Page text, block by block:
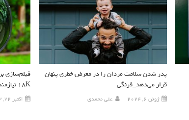
فیلم‌سازی
18K نیازمند همکاری ۱۲ نفر است!
اکتبر 22, 2023
پدر شدن سلامت مردان را در معرض خطری پنهان
قرار می‌دهد_فرنگی
ژوئن 6, 2024 علی محمدی